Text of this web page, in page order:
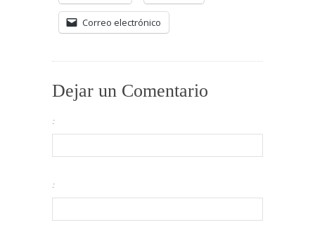
Correo electrónico
Dejar un Comentario
:
: